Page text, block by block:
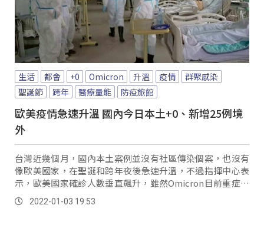
生活 都會 +0 Omicron 升溫 疫情
群聚感染
聖誕節
跨年 醫療量能 防疫旅館
歐美疫情急速升溫 國內今日本土+0、新增25例境
外
台灣近幾個月，國內本土案例並沒有社區傳染個案，也沒有
像歐美國家，在聖誕和跨年夜後急速升溫，不過指揮中心表
示，歐美國家確診人數垂直飆升，雖然Omicron目前重症率
低，但也擔心龐大的病例數，造成醫療量能...。
2022-01-03 19:53